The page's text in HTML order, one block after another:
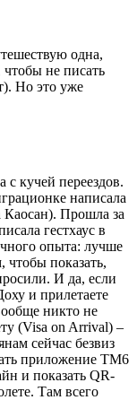
одна,
чтобы не писать
Но это уже
с кучей переездов.
написала
Каосан). Прошла за
гестхаус в
опыта: лучше
чтобы показать,
И да, если
и прилетаете
никто не
(Visa on Arrival) –
сейчас безвиз
приложение TM6
и показать QR-
Там всего